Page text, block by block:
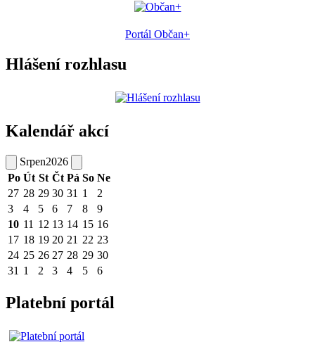
Portál Občan+
Hlášení rozhlasu
Kalendář akcí
Srpen2026
Po Út St Čt Pá So Ne
27 28 29 30 31 1
2
3
4 5 6 7 8
9
10 11 12 13 14 15 16
17 18 19 20 21 22 23
24 25 26 27 28 29 30
31 1 2 3 4 5 6
Platební portál